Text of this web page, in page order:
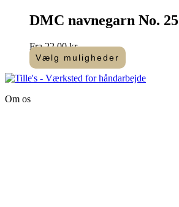
har
flere
Mulighederne
kan
vælges
på
DMC navnegarn No. 25
Fra22,00kr.
Vælg muligheder
Dette
vare
flere
Om os